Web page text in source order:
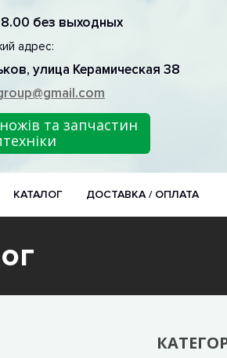
без выходных
адрес:
улица Керамическая 38
та запчастин
КАТАЛОГ ДОСТАВКА / ОПЛАТА